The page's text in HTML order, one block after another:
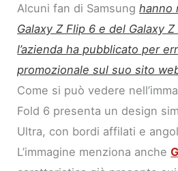
Alcuni fan di Samsunghanno
Galaxy Z Flip 6 e del Galaxy
l’azienda ha pubblicato per
promozionale sul suo sito
Come si può vedere
Fold 6 presenta un design
Ultra, con bordi affilati e
L’immagine menziona anche